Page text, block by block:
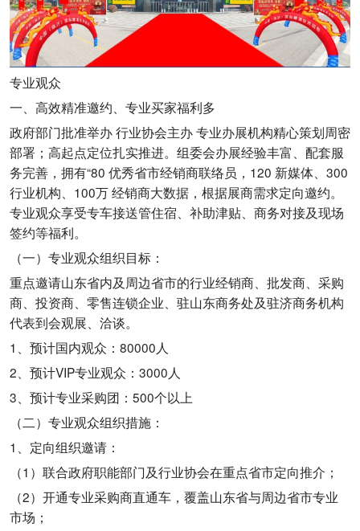
专业观众
一、高效精准邀约、专业买家福利多
政府部门批准举办 行业协会主办 专业办展机构精心策划周密
部署；高起点定位扎实推进。组委会办展经验丰富、配套服
务完善，拥有“80 优秀省市经销商联络员，120 新媒体、300
行业机构、100万 经销商大数据，根据展商需求定向邀约。
专业观众享受专车接送管住宿、补助津贴、商务对接及现场
签约等福利。
（一）专业观众组织目标：
重点邀请山东省内及周边省市的行业经销商、批发商、采购
商、投资商、零售连锁企业、驻山东商务处及驻济商务机构
代表到会观展、洽谈。
1、预计国内观众：80000人
2、预计VIP专业观众：3000人
3、预计专业采购团：500个以上
（二）专业观众组织措施：
1、定向组织邀请：
（1）联合政府职能部门及行业协会在重点省市定向推介；
（2）开通专业采购商直通车，覆盖山东省与周边省市专业
市场；